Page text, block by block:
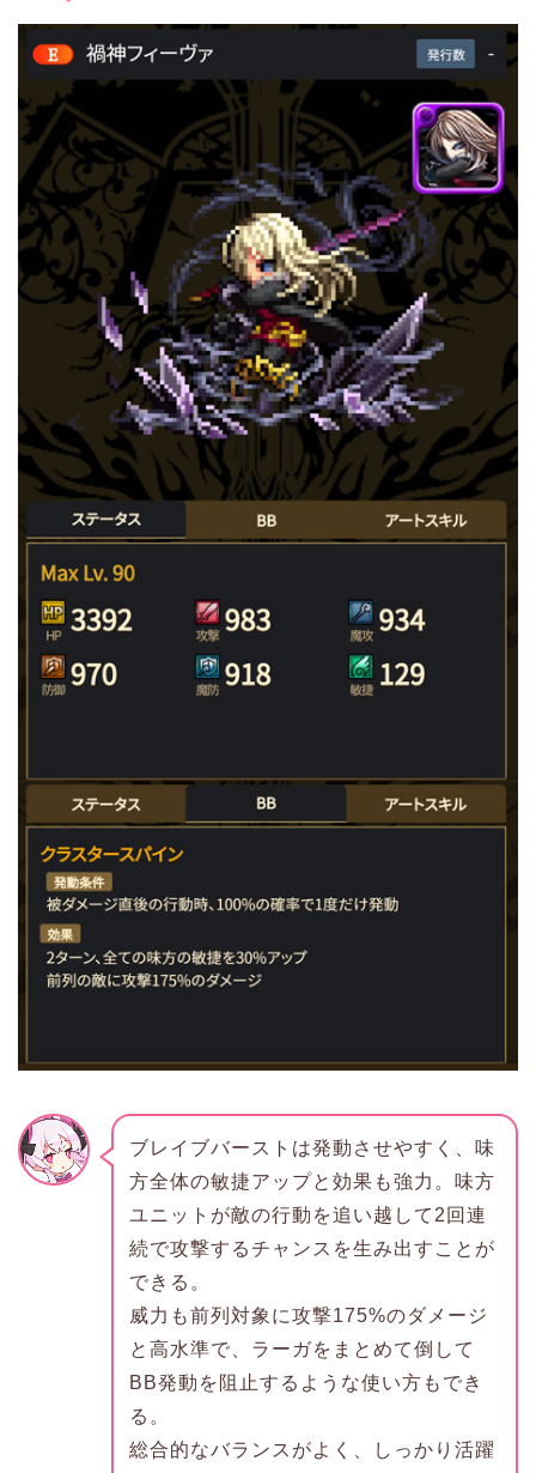
ブレイブバーストは発動させやすく、味
方全体の敏捷アップと効果も強力。味方
ユニットが敵の行動を追い越して2回連
続で攻撃するチャンスを生み出すことが
できる。
威力も前列対象に攻撃175%のダメージ
と高水準で、ラーガをまとめて倒して
BB発動を阻止するような使い方もでき
る。
総合的なバランスがよく、しっかり活躍